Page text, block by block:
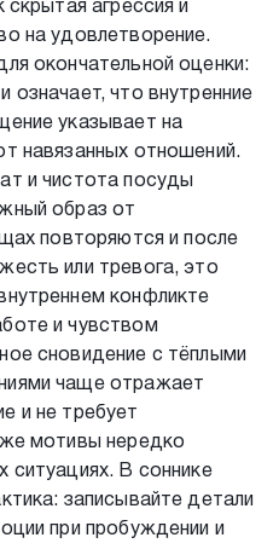
агрессия и
на удовлетворение.
окончательной оценки:
что внутренние
указывает на
навязанных отношений.
и чистота посуды
образ от
повторяются и после
или тревога, это
конфликте
и чувством
сновидение с тёплыми
чаще отражает
и не требует
мотивы нередко
ситуациях. В соннике
записывайте детали
при пробуждении и